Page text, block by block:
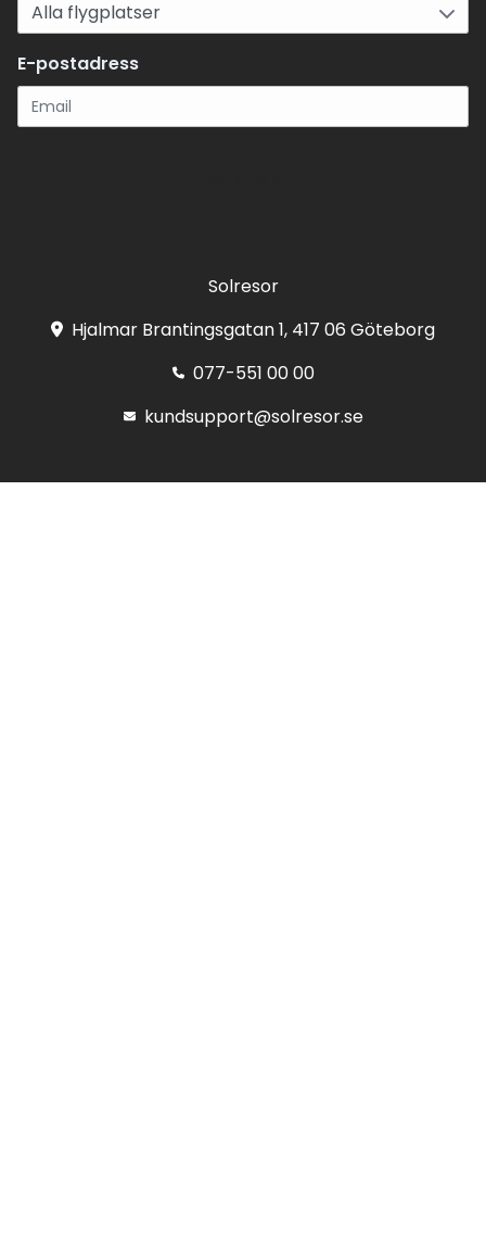
E-postadress
Solresor
Hjalmar Brantingsgatan 1, 417 06 Göteborg
077-551 00 00
kundsupport@solresor.se